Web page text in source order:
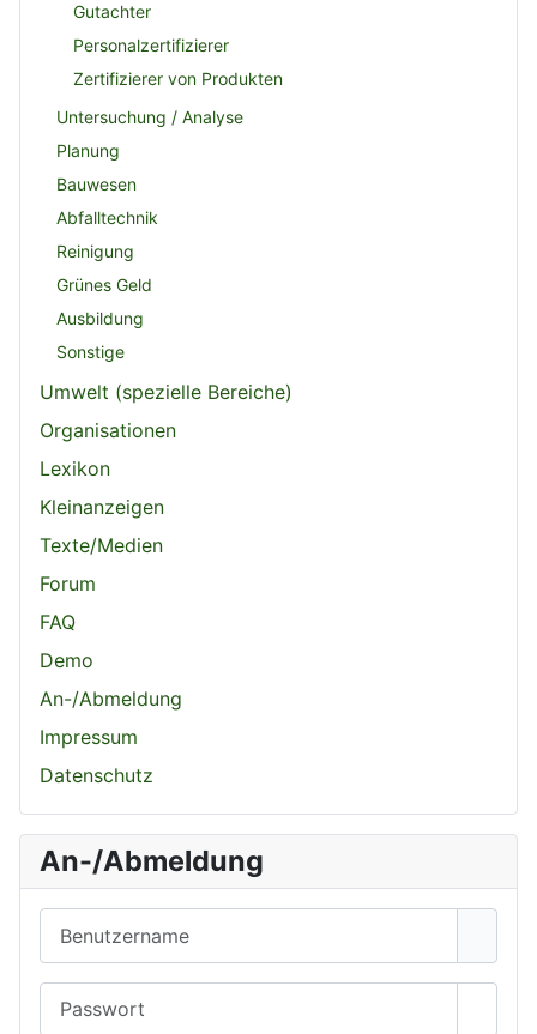
Gutachter
Personalzertifizierer
Zertifizierer von Produkten
Untersuchung / Analyse
Planung
Bauwesen
Abfalltechnik
Reinigung
Grünes Geld
Ausbildung
Sonstige
Umwelt (spezielle Bereiche)
Organisationen
Lexikon
Kleinanzeigen
Texte/Medien
Forum
FAQ
Demo
An-/Abmeldung
Impressum
Datenschutz
An-/Abmeldung